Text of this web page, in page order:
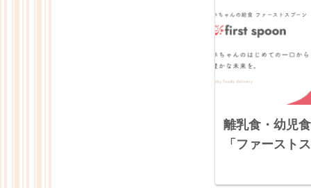
離乳食・幼児
「ファースト